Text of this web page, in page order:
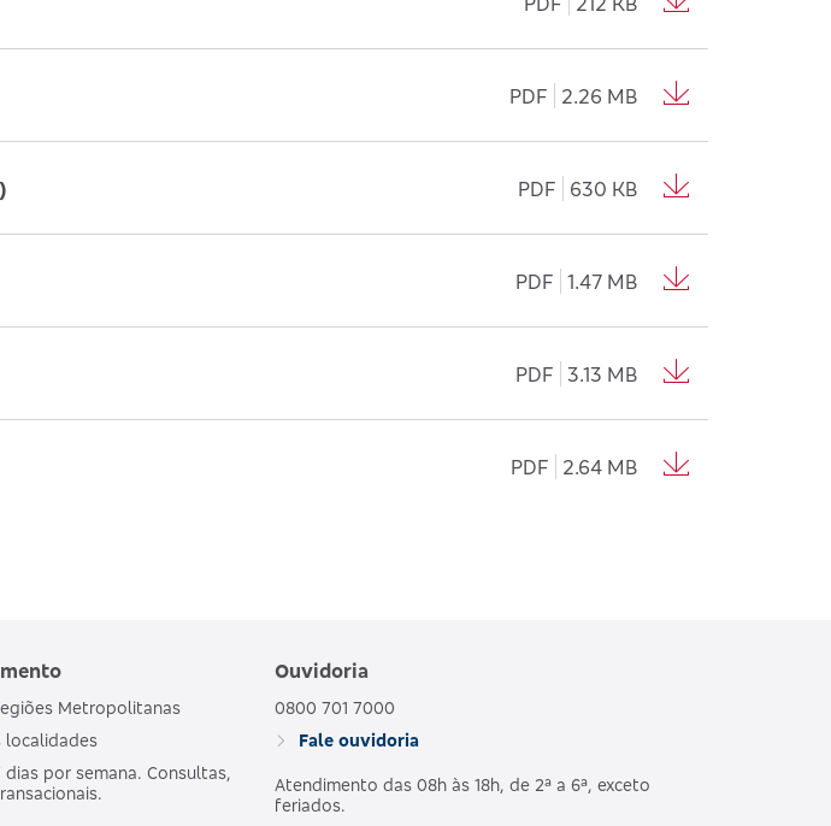
PDF 2.26 MB
PDF 630 KB
PDF 1.47 MB
PDF 3.13 MB
PDF 2.64 MB
Metropolitanas
localidades
por semana. Consultas,
Ouvidoria
0800 701 7000
Fale ouvidoria
Atendimento das 08h às 18h, de 2ª a 6ª, exceto
feriados.